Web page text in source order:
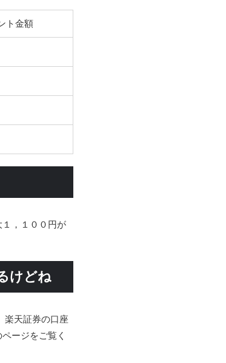
ト金額
，１００円が
けどね
楽天証券の口座
ージをご覧く